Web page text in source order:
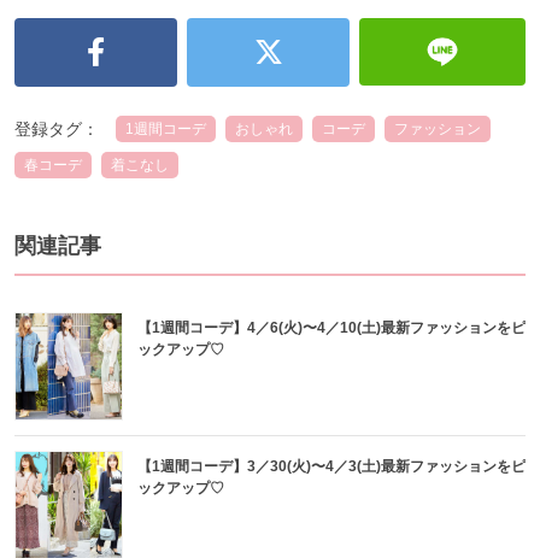
登録タグ： 1週間コーデ おしゃれ コーデ ファッション
春コーデ 着こなし
関連記事
【1週間コーデ】4／6(火)〜4／10(土)最新ファッションをピ
ックアップ♡
【1週間コーデ】3／30(火)〜4／3(土)最新ファッションをピ
ックアップ♡